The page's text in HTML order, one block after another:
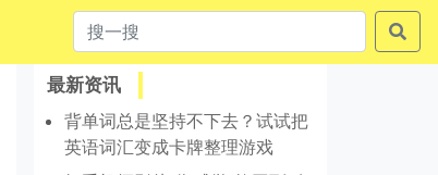
最新资讯
背单词总是坚持不下去？试试把
英语词汇变成卡牌整理游戏